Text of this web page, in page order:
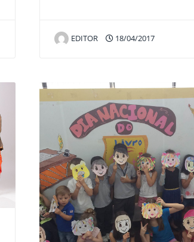
EDITOR 18/04/2017